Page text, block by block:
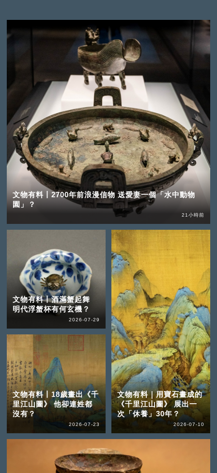
文物有料丨2700年前浪漫信物 送愛妻一個「水中動物
園」？
21小時前
文物有料丨酒滿蟹起舞
明代浮蟹杯有何玄機？
2026-07-29
文物有料丨18歲畫出《千
里江山圖》 他卻連姓都
沒有？
2026-07-23
文物有料｜用寶石畫成的
《千里江山圖》 展出一
次「休養」30年？
2026-07-10